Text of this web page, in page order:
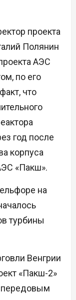
проекта
Полянин
АЭС
по его
что
год после
корпуса
«Пакш».
на
турбины
Венгрии
«Пакш-2»